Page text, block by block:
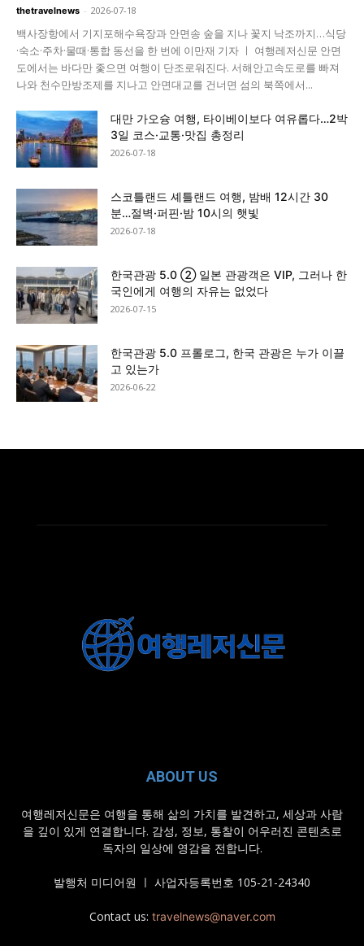
thetravelnews - 2026-07-18
백사장항에서 기지포해수욕장과 안면송 숲을 지나 꽃지 낙조까지…식당
·숙소·주차·물때·통합 동선을 한 번에 이만재 기자 ㅣ 여행레저신문 안면
도에서는 바다만 좇으면 여행이 단조로워진다. 서해안고속도로를 빠져
나와 천수만방조제를 지나고 안면대교를 건너면 섬의 북쪽에서...
대만 가오슝 여행, 타이베이보다 여유롭다…2박
3일 코스·교통·맛집 총정리
2026-07-18
스코틀랜드 셰틀랜드 여행, 밤배 12시간 30
분…절벽·퍼핀·밤 10시의 햇빛
2026-07-18
한국관광 5.0 ② 일본 관광객은 VIP, 그러나 한
국인에게 여행의 자유는 없었다
2026-07-15
한국관광 5.0 프롤로그, 한국 관광은 누가 이끌
고 있는가
2026-06-22
ABOUT US
여행레저신문은 여행을 통해 삶의 가치를 발견하고, 세상과 사람
을 깊이 있게 연결합니다. 감성, 정보, 통찰이 어우러진 콘텐츠로
독자의 일상에 영감을 전합니다.
발행처 미디어원 ㅣ 사업자등록번호 105-21-24340
Contact us: travelnews@naver.com